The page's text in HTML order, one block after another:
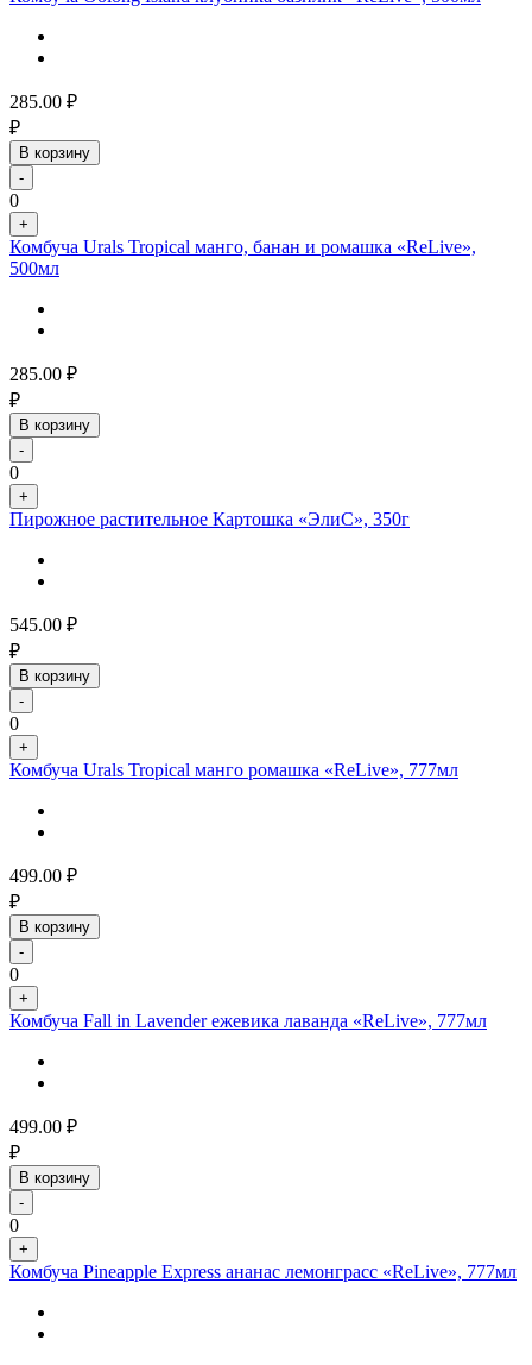
285.00 ₽
₽
В корзину
-
0
+
Комбуча Urals Tropical манго, банан и ромашка «ReLive»,
500мл
285.00 ₽
₽
В корзину
-
0
+
Пирожное растительное Картошка «ЭлиС», 350г
545.00 ₽
₽
В корзину
-
0
+
Комбуча Urals Tropical манго ромашка «ReLive», 777мл
499.00 ₽
₽
В корзину
-
0
+
Комбуча Fall in Lavender ежевика лаванда «ReLive», 777мл
499.00 ₽
₽
В корзину
-
0
+
Комбуча Pineapple Express ананас лемонграсс «ReLive», 777мл